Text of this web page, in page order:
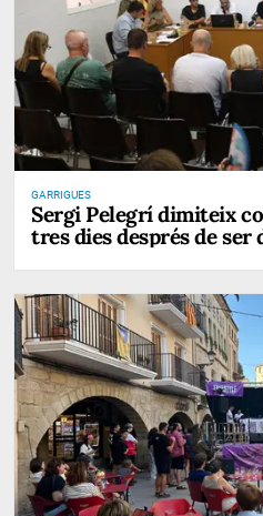
GARRIGUES
Sergi Pelegrí dimiteix
tres dies després de